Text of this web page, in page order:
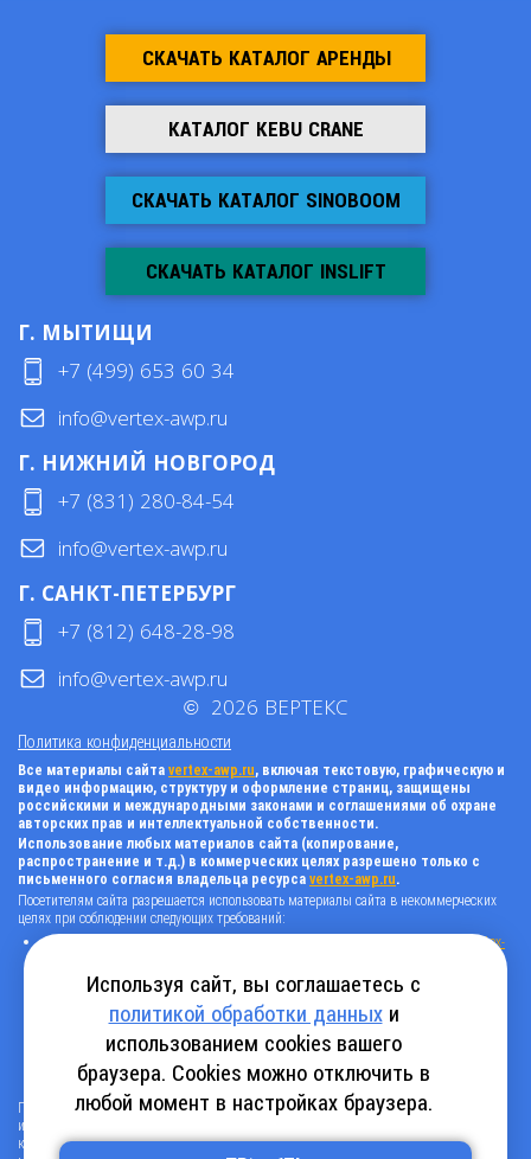
СКАЧАТЬ КАТАЛОГ АРЕНДЫ
КАТАЛОГ KEBU CRANE
СКАЧАТЬ КАТАЛОГ SINOBOOM
СКАЧАТЬ КАТАЛОГ INSLIFT
Г. МЫТИЩИ
+7 (499) 653 60 34
info@vertex-awp.ru
Г. НИЖНИЙ НОВГОРОД
+7 (831) 280-84-54
info@vertex-awp.ru
Г. САНКТ-ПЕТЕРБУРГ
+7 (812) 648-28-98
info@vertex-awp.ru
Политика конфиденциальности
© 2026 ВЕРТЕКС
Все материалы сайта vertex-awp.ru, включая текстовую, графическую и
видео информацию, структуру и оформление страниц, защищены
российскими и международными законами и соглашениями об охране
авторских прав и интеллектуальной собственности.
Использование любых материалов сайта (копирование,
распространение и т.д.) в коммерческих целях разрешено только с
письменного согласия владельца ресурса vertex-awp.ru.
Посетителям сайта разрешается использовать материалы сайта в некоммерческих
целях при соблюдении следующих требований:
поставить прямую активную гиперссылку на оригинал в виде: «источник
vertex-
системами, т.е. запрещено применять «noindex», «nofollow» и любые другие
способы, нельзя использовать редирект в ссылках;
все ссылки, имеющиеся в тексте материала, должны оставаться в неизменном
виде и быть прямыми и активными;
в случае регулярного использования материалов сайтаvertex-awp.ru
активная ссылка на ресурс должна быть размещена на главной странице вашего
сайта (в любом видимом месте).
Посетителям сайта разрешается копировать/скачивать только следующую
информацию: бланки, анкеты, каталоги, промокоды на скидки, адреса офисов,
контактные телефоны и контактную информацию.
Используя сайт, вы соглашаетесь с
политикой обработки данныхи
использованием cookies вашего
браузера. Cookies можно отключить в
любой момент в настройках браузера.